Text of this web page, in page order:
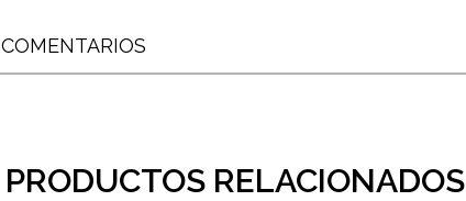
COMENTARIOS
PRODUCTOS RELACIONADOS